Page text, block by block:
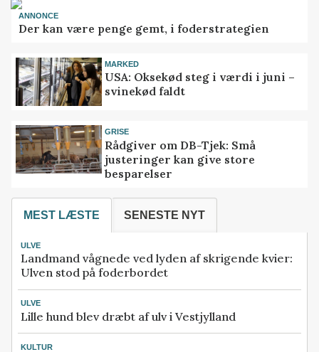
ANNONCE
Der kan være penge gemt, i foderstrategien
MARKED
USA: Oksekød steg i værdi i juni –
svinekød faldt
GRISE
Rådgiver om DB-Tjek: Små
justeringer kan give store
besparelser
MEST LÆSTE SENESTE NYT
ULVE
Landmand vågnede ved lyden af skrigende kvier:
Ulven stod på foderbordet
ULVE
Lille hund blev dræbt af ulv i Vestjylland
KULTUR